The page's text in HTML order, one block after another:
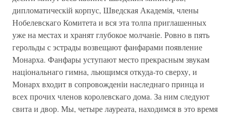
дипломатическій корпус, Шведская Академія, члены
Нобелевскаго Комитета и вся эта толпа приглашенных
уже на местах и хранят глубокое молчаніе. Ровно в пять
герольды с эстрады возвещают фанфарами появление
Монарха. Фанфары уступают место прекрасным звукам
національнаго гимна, льющимся откуда-то сверху, и
Монарх входит в сопровожденіи наследнаго принца и
всех прочих членов королевскаго дома. За ним следуют
свита и двор. Мы, четыре лауреата, находимся в это время